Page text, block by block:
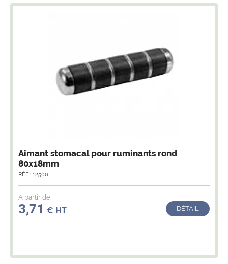
Aimant stomacal pour ruminants rond
80x18mm
RÉF : 12500
A partir de
3,71 € HT DÉTAIL